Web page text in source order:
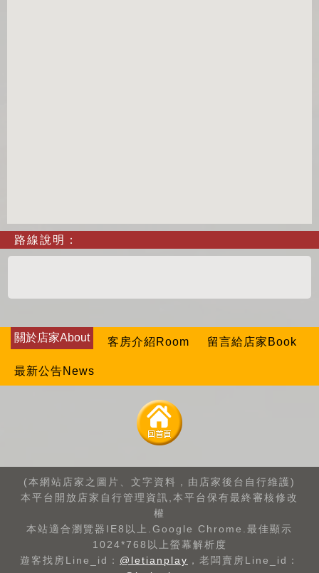
路線說明：
關於店家About 客房介紹Room 留言給店家Book
最新公告News
(本網站店家之圖片、文字資料，由店家後台自行維護)
本平台開放店家自行管理資訊,本平台保有最終審核修改
權
本站適合瀏覽器IE8以上.Google Chrome.最佳顯示
1024*768以上螢幕解析度
遊客找房Line_id： @letianplay ，老闆賣房Line_id：